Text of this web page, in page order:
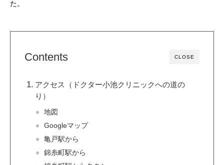
た。
CLOSE
Contents
アクセス（ドクター小池クリニックへの道の
り）
地図
Googleマップ
亀戸駅から
錦糸町駅から